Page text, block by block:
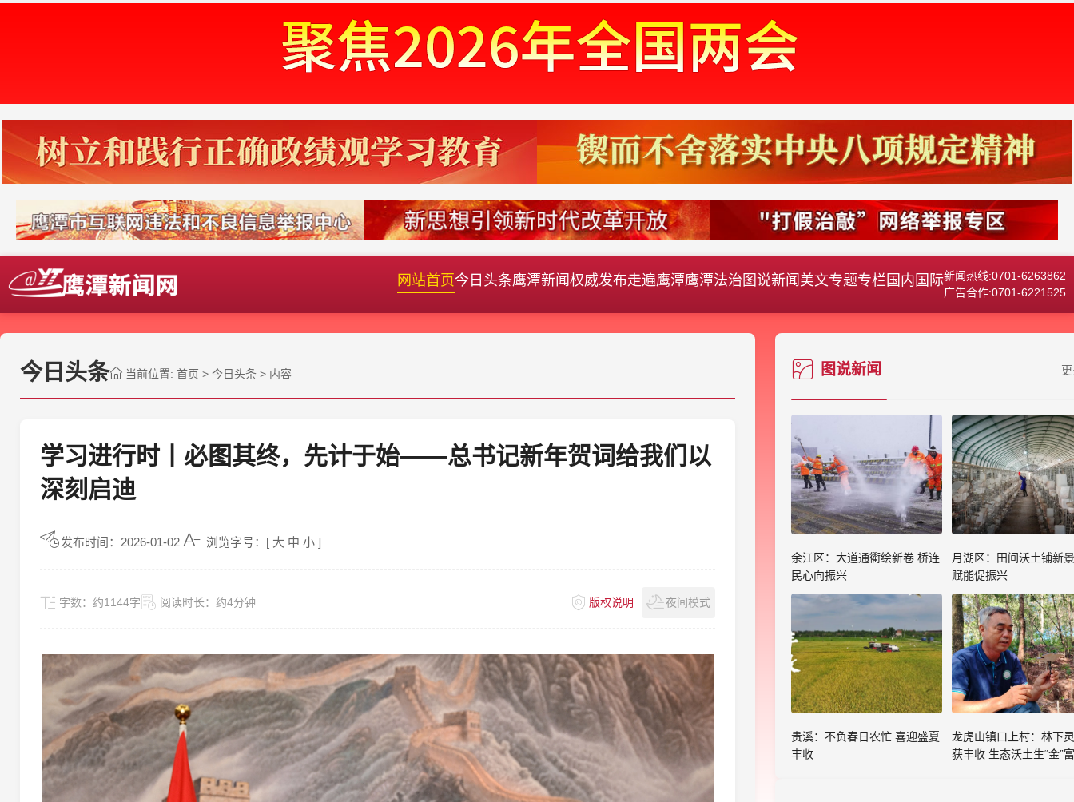
网站首页今日头条鹰潭新闻 权威发布走遍鹰潭鹰潭法治 图说新闻 美文专题专栏 国内国际新闻热线:0701-6263862
广告合作:0701-6221525
今日头条 当前位置: 首页 > 今日头条 > 内容
学习进行时丨必图其终，先计于始——总书记新年贺词给我们以
深刻启迪
发布时间：2026-01-02 浏览字号：[ 大 中 小 ]
字数： 约1144字 阅读时长： 约4分钟 版权说明 夜间模式
图说新闻
余江区：大道通衢绘新卷 桥连
民心向振兴
月湖区：田间沃土铺新
赋能促振兴
贵溪：不负春日农忙 喜迎盛夏
丰收
龙虎山镇口上村：林下
获丰收 生态沃土生“金”